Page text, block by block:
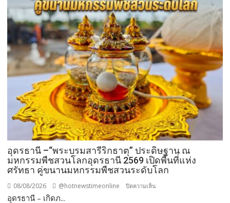
อุดรธานี –“พระบรมสารีริกธาตุ” ประดิษฐาน ณ
มหกรรมพืชสวนโลกอุดรธานี 2569 เปิดพื้นที่แห่ง
ศรัทธา คู่ขนานมหกรรมพืชสวนระดับโลก
08/08/2026 @hotnewstimeonline ปิดความเห็น
อุดรธานี – เกิดภ...